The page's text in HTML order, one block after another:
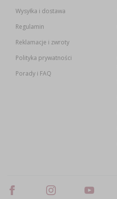
Wysyłka i dostawa
Regulamin
Reklamacje i zwroty
Polityka prywatności
Porady i FAQ